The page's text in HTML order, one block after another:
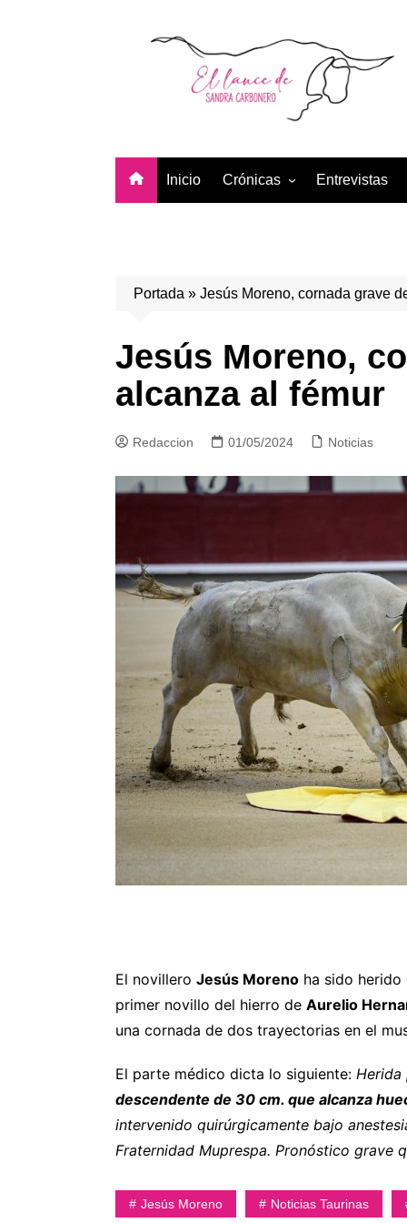
Inicio Crónicas
Temporada 2021
Entrevistas
Portada » Jesús Moreno, cornada grave
Jesús Moreno,
alcanza al fémur
Redaccion 01/05/2024 Noticias
El novillero Jesús Moreno ha sido
primer novillo del hierro de Aurelio
una cornada de dos trayectorias en el
El parte médico dicta lo siguiente: Herida
descendente de 30 cm. que alcanza
intervenido quirúrgicamente bajo
Fraternidad Muprespa. Pronóstico grave
Jesús Moreno Noticias Taurinas